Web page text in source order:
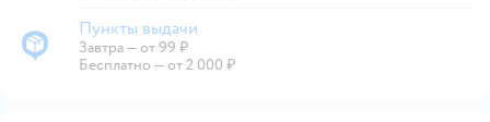
Пункты выдачи
Пункты выдачи
Завтра—от 99 ₽
Бесплатно — от 2 000 ₽